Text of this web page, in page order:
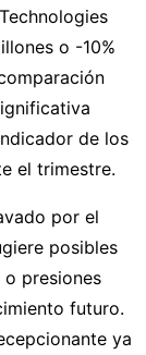
o -10%
de los
el trimestre.
por el
posibles
presiones
futuro.
ya